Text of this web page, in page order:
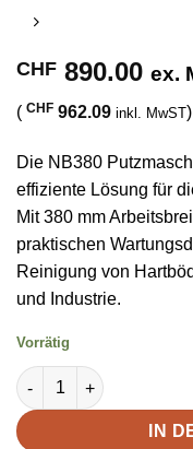
CHF 890.00 ex.
( CHF 962.09 inkl. MwST)
Die NB380
effiziente Lösung für
Mit 380 mm
praktischen
Reinigung von
und Industrie.
Vorrätig
Putzmaschine NB380
IN